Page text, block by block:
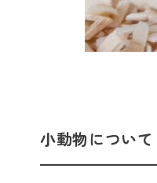
小動物について